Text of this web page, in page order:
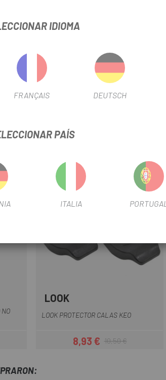
LOOK
LOOK PROTECTOR CALAS KEO
Precio
8,93 €Precio regular
10,50 €
IDIOMA
FRANÇAIS DEUTSCH
PAÍS
ITALIA PORTUGAL